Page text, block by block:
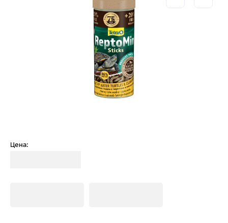
Цена: